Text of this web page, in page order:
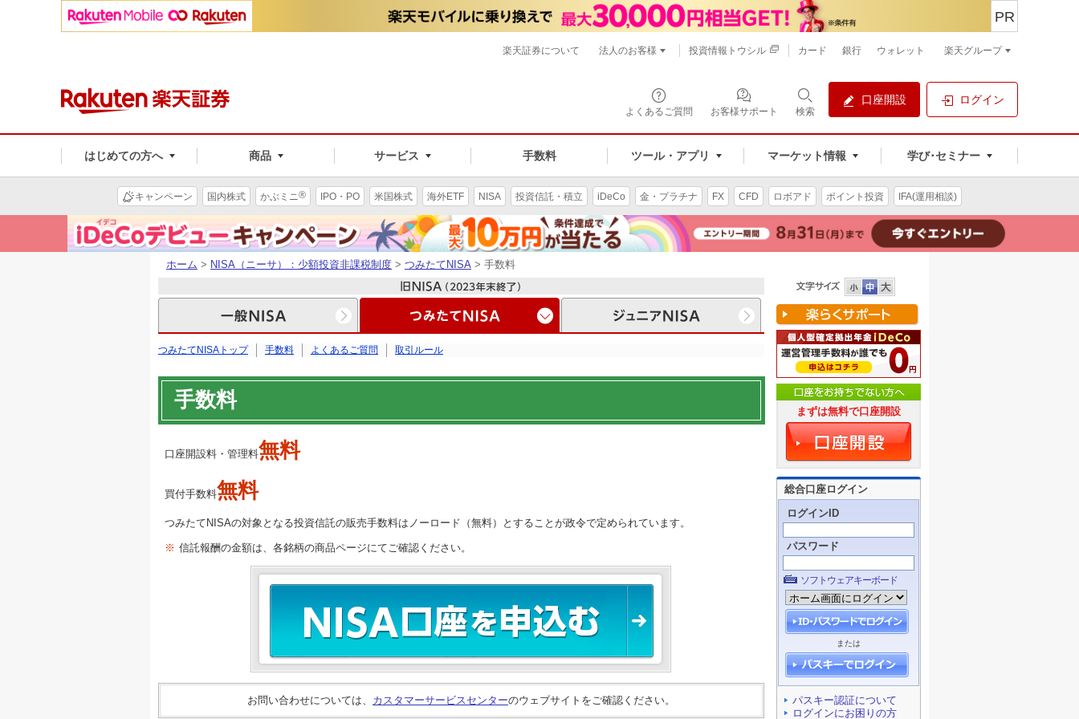
よくあるご質問 お客様サポート 検索
口座開設 ログイン
はじめての方へ 商品 サービス 手数料 ツール・アプリ マーケット情報 学び･セミナー
PR
楽天証券について 法人のお客様 投資情報トウシル カード 銀行 ウォレット 楽天グループ
キャンペーン 国内株式 かぶミニ® IPO・PO 米国株式 海外ETF NISA 投資信託・積立 iDeCo 金・プラチナ FX CFD ロボアド ポイント投資 IFA(運用相談)
ホーム > NISA（ニーサ）：少額投資非課税制度 > つみたてNISA > 手数料
つみたてNISAトップ 手数料 よくあるご質問 取引ルール
手数料
口座開設料・管理料無料
買付手数料無料
つみたてNISAの対象となる投資信託の販売手数料はノーロード（無料）とすることが政令で定められています。
※ 信託報酬の金額は、各銘柄の商品ページにてご確認ください。
お問い合わせについては、 カスタマーサービスセンターのウェブサイトをご確認ください。
まずは無料で口座開設
総合口座ログイン
ログインID
パスワード
ソフトウェアキーボード
または
パスキー認証について
ログインにお困りの方